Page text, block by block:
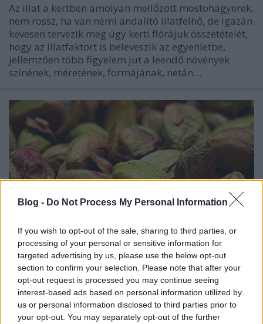
Blog - Do Not Process My Personal Information
If you wish to opt-out of the sale, sharing to third parties, or
processing of your personal or sensitive information for
targeted advertising by us, please use the below opt-out
section to confirm your selection. Please note that after your
opt-out request is processed you may continue seeing
interest-based ads based on personal information utilized by
us or personal information disclosed to third parties prior to
your opt-out. You may separately opt-out of the further
Az illat a kertben amolyan mellőzött mostohagyerek,
nem rossz, ha van némi andalító illatfelhő, de igazán
kevesen tervezik meg úgy kerti flórájuk összetételét,
hogy az illatfaktort is beleveszik az egyenletbe,
jellemzően több figyelem jut a leendő növények
színének, méretének, formájának, netán…
Tények és érdekességek a
pisztáciáról
Megyeri Szabolcs •2016. február 11.